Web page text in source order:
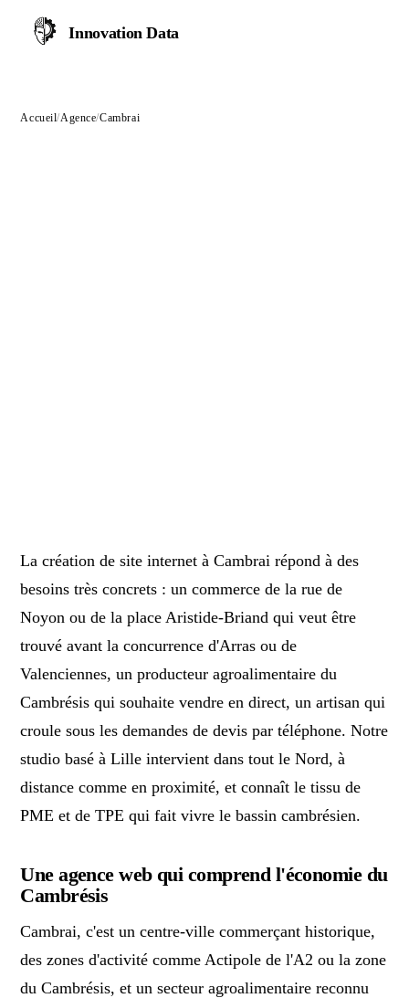
Innovation Data
Accueil/Agence/Cambrai
La création de site internet à Cambrai répond à des
besoins très concrets : un commerce de la rue de
Noyon ou de la place Aristide-Briand qui veut être
trouvé avant la concurrence d'Arras ou de
Valenciennes, un producteur agroalimentaire du
Cambrésis qui souhaite vendre en direct, un artisan qui
croule sous les demandes de devis par téléphone. Notre
studio basé à Lille intervient dans tout le Nord, à
distance comme en proximité, et connaît le tissu de
PME et de TPE qui fait vivre le bassin cambrésien.
Une agence web qui comprend l'économie du
Cambrésis
Cambrai, c'est un centre-ville commerçant historique,
des zones d'activité comme Actipole de l'A2 ou la zone
du Cambrésis, et un secteur agroalimentaire reconnu